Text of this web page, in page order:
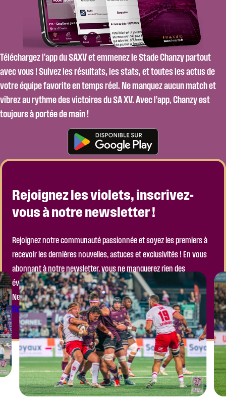
Téléchargez l’app du SAXV et emmenez le Stade Chanzy partout
avec vous ! Suivez les résultats, les stats, et toutes les actus de
votre équipe favorite en temps réel. Ne manquez aucun match et
vibrez au rythme des victoires du SA XV. Avec l’app, Chanzy est
toujours à portée de main !
Rejoignez les violets, inscrivez-
vous à notre newsletter !
Rejoignez notre communauté passionnée et soyez les premiers à
recevoir les dernières nouvelles, astuces et exclusivités ! En vous
abonnant à notre newsletter, vous ne manquerez rien des
événements à venir, ni des actualités importantes de notre club.
Ne laissez pas passer l’occasion de faire partie de l’aventure !
Go to the Module